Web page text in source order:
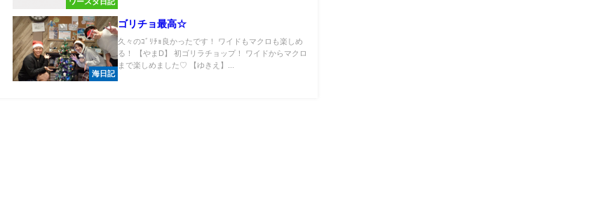
ワースタ日記
海日記
ゴリチョ最高☆
久々のｺﾞﾘﾁｮ良かったです！ ワイドもマクロも楽しめ
る！ 【やまD】 初ゴリラチョップ！ ワイドからマクロ
まで楽しめました♡ 【ゆきえ】...